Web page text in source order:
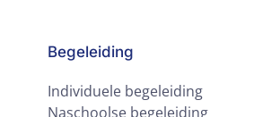
Begeleiding
Individuele begeleiding
Naschoolse begeleiding